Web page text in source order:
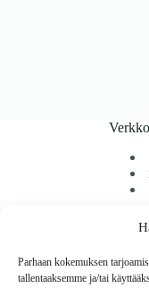
Parhaan kokemuksen
tallentaaksemme ja/tai